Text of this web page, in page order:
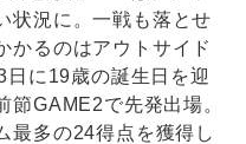
状況に。一戦も落とせ
かるのはアウトサイド
に19歳の誕生日を迎
節GAME2で先発出場。
最多の24得点を獲得し